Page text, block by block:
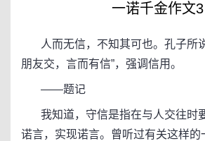
一诺千金作文3
人而无信，不知其可也。孔子所说
朋友交，言而有信”，强调信用。
——题记
我知道，守信是指在与人交往时
诺言，实现诺言。曾听过有关这样的